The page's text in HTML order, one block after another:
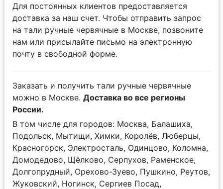
Для постоянных клиентов предоставляется
доставка за наш счет. Чтобы отправить запрос
на тали ручные червячные в Москве, позвоните
нам или присылайте письмо на электронную
почту в свободной форме.
Заказать и получить тали ручные червячные
можно в Москве. Доставка во все регионы
России.
В том числе для городов: Москва, Балашиха,
Подольск, Мытищи, Химки, Королёв, Люберцы,
Красногорск, Электросталь, Одинцово, Коломна,
Домодедово, Щёлково, Серпухов, Раменское,
Долгопрудный, Орехово-Зуево, Пушкино, Реутов,
Жуковский, Ногинск, Сергиев Посад,